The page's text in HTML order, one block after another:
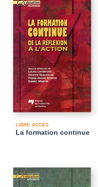
LIBRE ACCÈS
La formation continue